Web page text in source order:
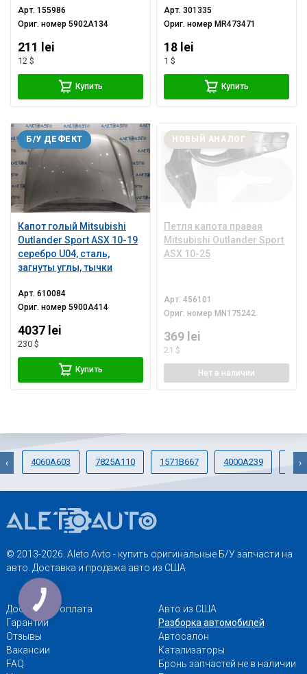
Арт.155986
Ориг. номер5902A134
211 lei
12 $
Купить
Арт.301335
Ориг. номерMR473471
18 lei
1 $
Купить
Капот голый Mitsubishi
Outlander Sport ASX 10-19
серебро U04, сталь,
загнуты углы, тычки
Б/У ДЕФЕКТ
Арт.610084
Ориг. номер5900A414
4037 lei
230 $
Купить
Петля капота правая
Mitsubishi Outlander Sport
ASX 10-25
НОВЫЙ АНАЛОГ
Арт.456101
Ориг. номер MN175242
369 lei
21 $
Нет в наличии
4060A603 7825A110 1571B667 4000A239
‹ ›
© 2013-2026. Aleto Avto - купить оригинальные Б/У запчасти на
авто. Доставка и продажа авто из США
Доставка и оплата
Гарантии
Отзывы
Вакансии
FAQ
Авто из США
Разборка автомобилей
Автосалон
Катализаторы
Бронь запчастей не в наличии